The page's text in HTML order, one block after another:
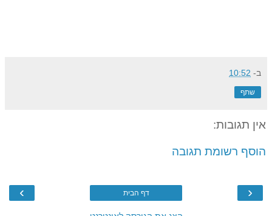
ב- 10:52
שתף
אין תגובות:
הוסף רשומת תגובה
‹
› דף הבית